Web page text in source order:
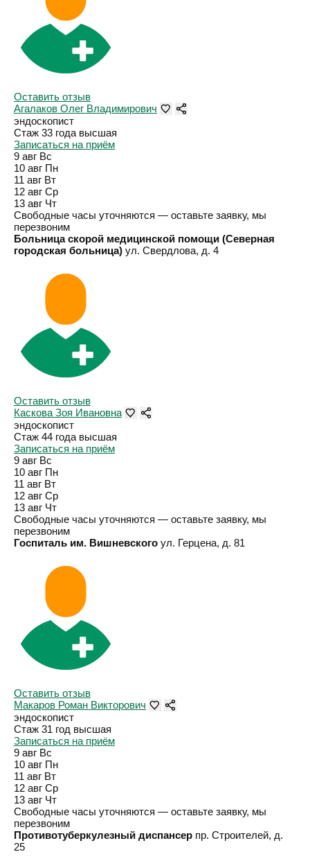
Оставить отзыв
Агалаков Олег Владимирович
эндоскопист
Стаж 33 года высшая
Записаться на приём
9 авг Вс
10 авг Пн
11 авг Вт
12 авг Ср
13 авг Чт
Свободные часы уточняются — оставьте заявку, мы
перезвоним
Больница скорой медицинской помощи (Северная
городская больница) ул. Свердлова, д. 4
Оставить отзыв
Каскова Зоя Ивановна
эндоскопист
Стаж 44 года высшая
Записаться на приём
9 авг Вс
10 авг Пн
11 авг Вт
12 авг Ср
13 авг Чт
Свободные часы уточняются — оставьте заявку, мы
перезвоним
Госпиталь им. Вишневского ул. Герцена, д. 81
Оставить отзыв
Макаров Роман Викторович
эндоскопист
Стаж 31 год высшая
Записаться на приём
9 авг Вс
10 авг Пн
11 авг Вт
12 авг Ср
13 авг Чт
Свободные часы уточняются — оставьте заявку, мы
перезвоним
Противотуберкулезный диспансер пр. Строителей, д.
25